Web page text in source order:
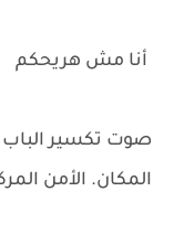
أنا مش هريحكم
صوت تكسير الباب
المكان. الأمن